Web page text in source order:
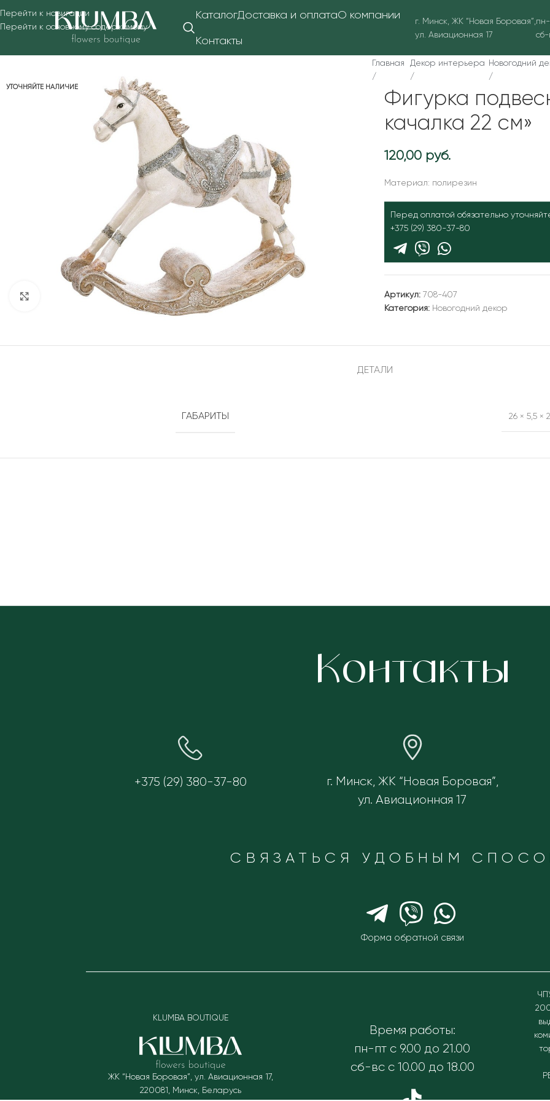
Перейти к навигации
Перейти к основному содержимому
КаталогДоставка и оплатаО компании
Контакты
г. Минск, ЖК “Новая Боровая”,
ул. Авиационная 17
Нажмите, чтобы увеличить
Главная
/
Декор интерьера
/
Новогодний
/
Фигурка
качалка 22 см»
120,00 руб.
Материал: полирезин
Перед оплатой обязательно
+375 (29) 380-37-80
Артикул: 708-407
Категория: Новогодний декор
ДЕТАЛИ
ГАБАРИТЫ 26 × 5,5 ×
Контакты
+375 (29) 380-37-80
г. Минск, ЖК “Новая Боровая”,
ул. Авиационная 17
СВЯЗАТЬСЯ УДОБНЫМ
Форма обратной связи
KLUMBA BOUTIQUE
ЖК “Новая Боровая”, ул. Авиационная 17,
220081 Минск, Беларусь
Время работы:
пн-пт с 9.00 до 21.00
сб-вс с 10.00 до 18.00